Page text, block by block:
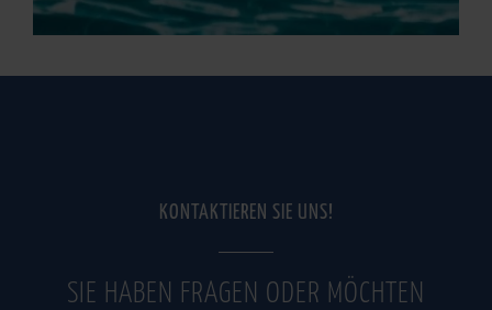
KONTAKTIEREN SIE UNS!
SIE HABEN FRAGEN ODER MÖCHTEN